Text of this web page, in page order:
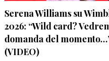
Serena Williams su
2026: “Wild card?
domanda del
(VIDEO)